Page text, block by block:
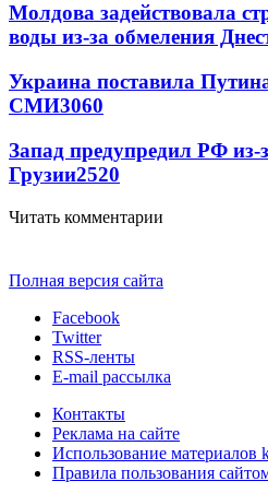
Молдова задействовала
воды из-за обмеления
Украина поставила
СМИ3060
Запад предупредил РФ из-
Грузии2520
Читать комментарии
Полная версия сайта
Facebook
Twitter
RSS-ленты
E-mail рассылка
Контакты
Реклама на сайте
Использование материалов
Правила пользования